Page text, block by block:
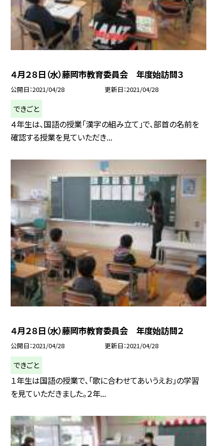
４月２８日（水）藤岡市教育委員会 年度始訪問３
公開日 2021/04/28 更新日 2021/04/28
できごと
４年生は、国語の授業「漢字の組み立て」で、部首の名前を
確認する授業を見ていただき...
４月２８日（水）藤岡市教育委員会 年度始訪問２
公開日 2021/04/28 更新日 2021/04/28
できごと
１年生は国語の授業で、「歌に合わせてあいうえお」の学習
を見ていただきました。２年...